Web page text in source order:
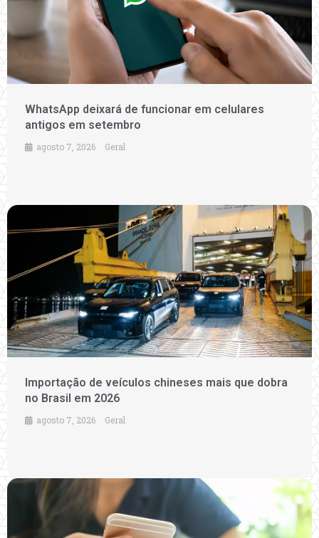
WhatsApp deixará de funcionar em celulares
antigos em setembro
agosto 7, 2026 Geral
Importação de veículos chineses mais que dobra
no Brasil em 2026
agosto 7, 2026 Geral